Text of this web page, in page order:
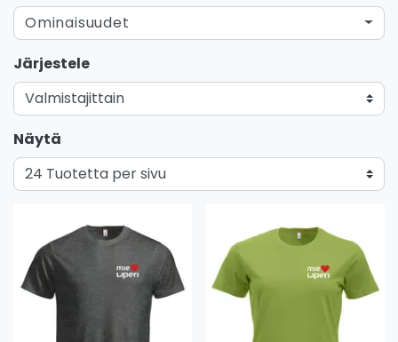
Ominaisuudet
Järjestele
Näytä